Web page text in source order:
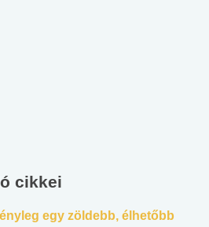
cikkei
egy zöldebb, élhetőbb